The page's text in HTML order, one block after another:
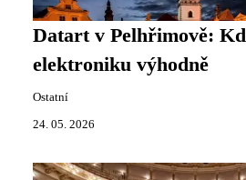
Datart v Pelhřimově:
elektroniku výhodně
Ostatní
24. 05. 2026